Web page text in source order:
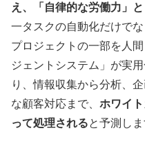
え、「自律的な労働力」
一タスクの自動化だけで
プロジェクトの一部を人
ジェントシステム」が実
り、情報収集から分析、
な顧客対応まで、 ホワイ
って処理されると予測しま